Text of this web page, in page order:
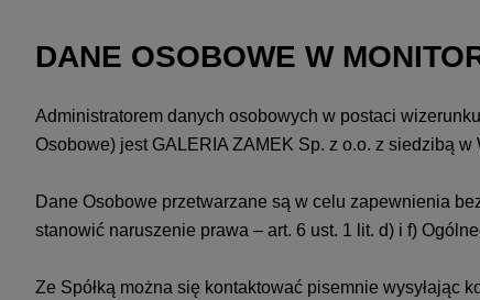
DANE OSOBOWE W
Administratorem danych osobowych w postaci
Osobowe) jest GALERIA ZAMEK Sp. z o.o. z siedzibą
Dane Osobowe przetwarzane są w celu zapewnienia
stanowić naruszenie prawa – art. 6 ust. 1 lit. d) i f)
Ze Spółką można się kontaktować pisemnie wysyłając